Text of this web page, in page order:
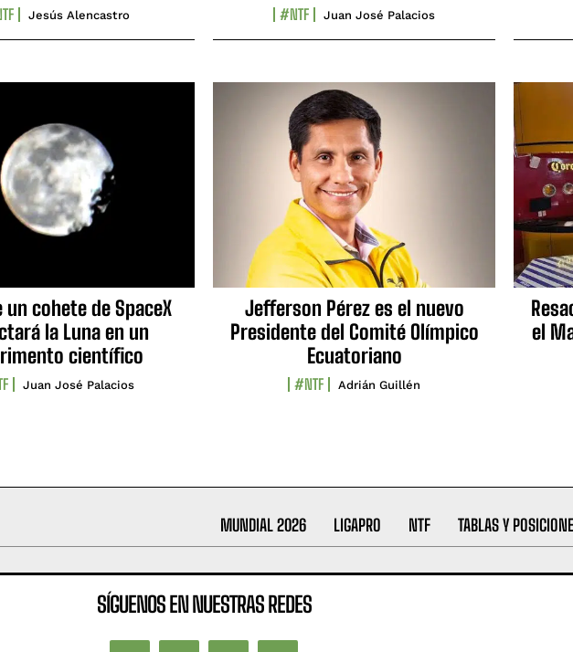
Jesús Alencastro #NTF Juan José Palacios
un cohete de SpaceX
la Luna en un
científico
Juan José Palacios
Jefferson Pérez es el nuevo
Presidente del Comité Olímpico
Ecuatoriano
#NTF Adrián Guillén
el
MUNDIAL 2026 LIGAPRO NTF TABLAS Y
SÍGUENOS EN NUESTRAS REDES